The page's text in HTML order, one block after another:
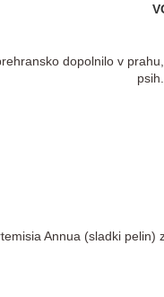
dopolnilo v
Annua (sladki